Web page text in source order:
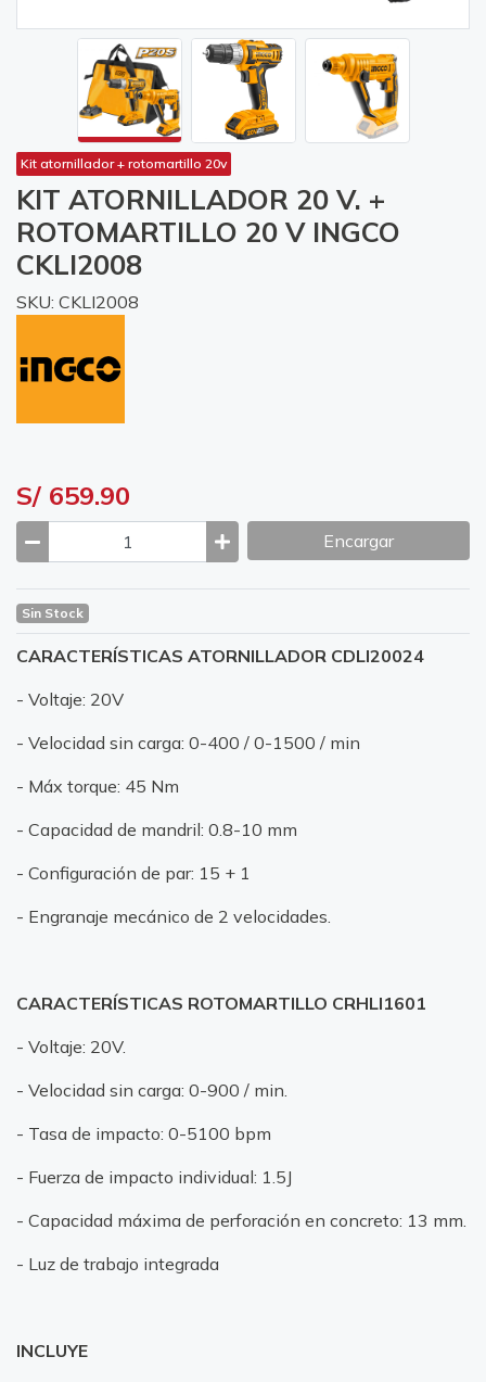
Kit atornillador + rotomartillo 20v
KIT ATORNILLADOR 20 V. +
ROTOMARTILLO 20 V INGCO
CKLI2008
SKU: CKLI2008
S/ 659.90
Encargar
Sin Stock
CARACTERÍSTICAS ATORNILLADOR CDLI20024
- Voltaje: 20V
- Velocidad sin carga: 0-400 / 0-1500 / min
- Máx torque: 45 Nm
- Capacidad de mandril: 0.8-10 mm
- Configuración de par: 15 + 1
- Engranaje mecánico de 2 velocidades.
CARACTERÍSTICAS ROTOMARTILLO CRHLI1601
- Voltaje: 20V.
- Velocidad sin carga: 0-900 / min.
- Tasa de impacto: 0-5100 bpm
- Fuerza de impacto individual: 1.5J
- Capacidad máxima de perforación en concreto: 13 mm.
- Luz de trabajo integrada
INCLUYE